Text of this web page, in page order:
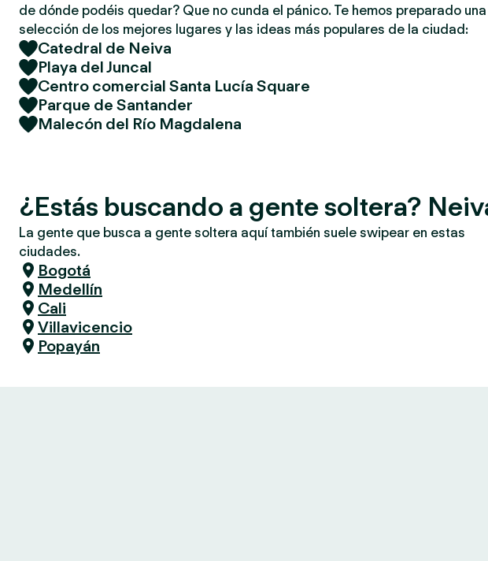
de dónde podéis quedar? Que no cunda el pánico. Te hemos preparado una
selección de los mejores lugares y las ideas más populares de la ciudad:
Catedral de Neiva
Playa del Juncal
Centro comercial Santa Lucía Square
Parque de Santander
Malecón del Río Magdalena
¿Estás buscando a gente soltera?
La gente que busca a gente soltera aquí también suele swipear en estas
ciudades.
Bogotá
Medellín
Cali
Villavicencio
Popayán